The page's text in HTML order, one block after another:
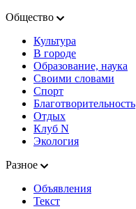
Общество
Культура
В городе
Образование, наука
Своими словами
Спорт
Благотворительность
Отдых
Клуб N
Экология
Разное
Объявления
Текст